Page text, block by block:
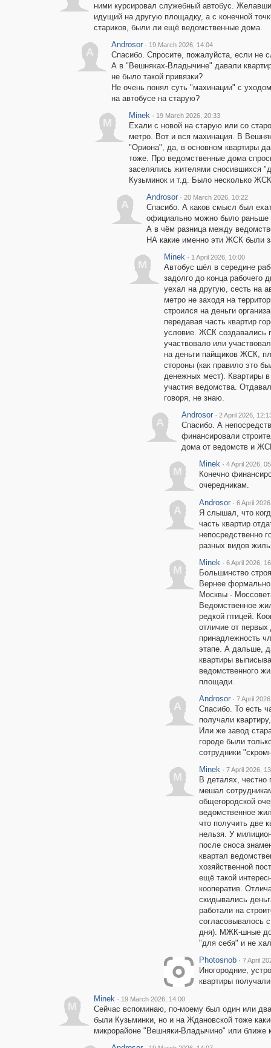
ними курсировал служебный автобус.
идущий на другую площадку, а с конечной
стариков, были ли ещё ведомственные дома.
A
Androsor · 19 March 2026, 14:04
Спасибо. Спросите, пожалуйста, если не
А в "Вешняках-Владычине" давали
не было такой привязки?
Не очень понял суть "махинации" с
на автобусе на старую?
M
Minek · 19 March 2026, 20:33
Ехали с новой на старую или со
метро. Вот и вся махинация. В
"Ориона", да, в основном квартиры
тоже. Про ведомственные дома
заселялись жителями сносившихся
Кузьминок и т.д. Было несколько
A
Androsor · 20 March 2026, 10:22
Спасибо. А каков смысл был
официально можно было раньше
А в чём разница между
НА какие именно эти ЖСК были
M
Minek · 1 April 2026, 10:00
Автобус шёл в середине
задолго до конца рабочего
уехал на другую, сесть на
метро не заходя на
строился на деньги
передавая часть квартир
условие. ЖСК создавались
участвовало или
на деньги пайщиков ЖСК,
стороны (как правило это
денежных мест). Квартиры
участия ведомства.
говоря, не знаю.
A
Androsor · 2 April 2026,
Спасибо. А
финансировали
дома от ведомств и
M
Minek · 4 April 2026,
Конечно
очередникам.
A
Androsor · 6 April
Я слышал, что
часть квартир
непосредственно
разных видов
M
Minek · 6 April 2026,
Большинство
Вернее формально
Москвы -
Ведомственное
редкой птицей.
отличие от
принадлежность
этапе. А дальше,
квартиры
ведомственного
площади.
A
Androsor · 7 April
Спасибо. То есть
получали
Или же завод
городе были
сотрудники
M
Minek · 7 April 2026,
В деталях, честно
мешал
общегородской
ведомственное
что получить две
нельзя. У
после сноса
квартал
хозяйственной
ещё такой
кооператив.
скидывались
работали на
согласовывалось
дня). МЖК-шные
"для себя" и не
Photosnob · 7 April
Иногородние,
квартиры
M
Minek · 19 March 2026, 14:00
Сейчас вспоминаю, по-моему был один или
были Кузьминки, но и на Ждановской тоже
микрорайоне "Вешняки-Владычино" или ближе